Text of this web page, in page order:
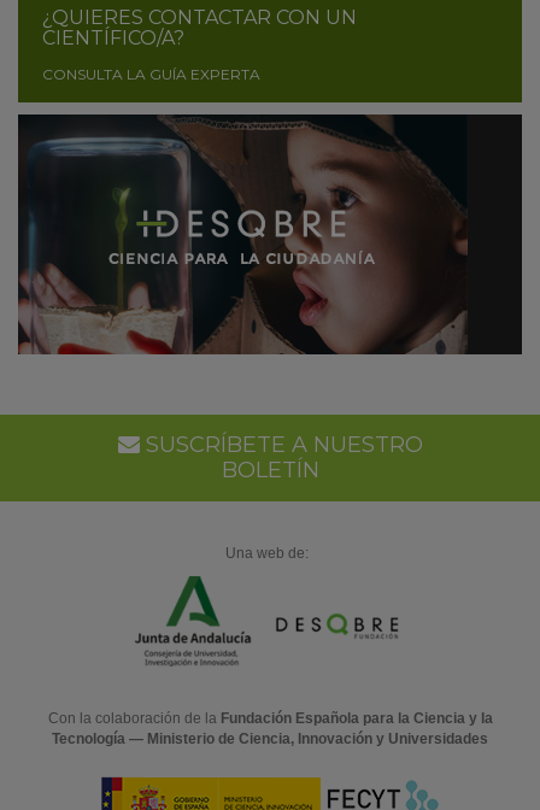
¿QUIERES CONTACTAR CON UN
CIENTÍFICO/A?
CONSULTA LA GUÍA EXPERTA
SUSCRÍBETE A NUESTRO
BOLETÍN
Una web de:
Con la colaboración de la Fundación Española para la Ciencia y la
Tecnología — Ministerio de Ciencia, Innovación y Universidades